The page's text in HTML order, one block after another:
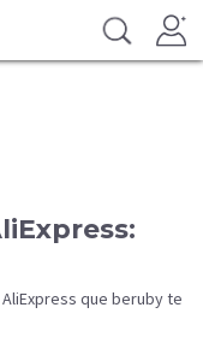
que beruby te